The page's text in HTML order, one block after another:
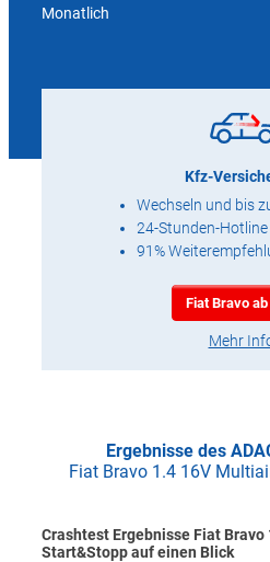
Monatlich
Kfz-
Wechseln und bis
24-Stunden-Hotline
91%
Fiat Bravo ab
Mehr
Ergebnisse des
Fiat Bravo 1.4 16V
Crashtest Ergebnisse Fiat
Start&Stopp auf einen Blick